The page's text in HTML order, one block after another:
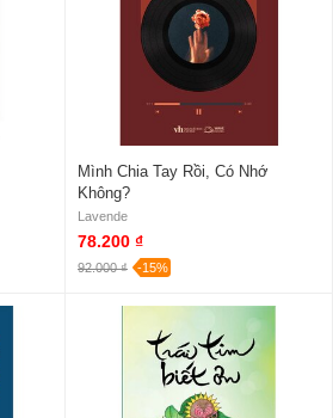
Mình Chia Tay Rồi, Có Nhớ
Không?
Lavende
78.200 ₫
92.000 ₫ -15%